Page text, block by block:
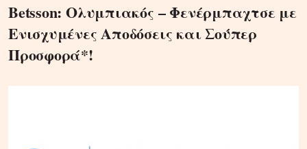
Betsson: Ολυμπιακός – Φενέρμπαχτσε με
Ενισχυμένες Αποδόσεις και Σούπερ
Προσφορά*!